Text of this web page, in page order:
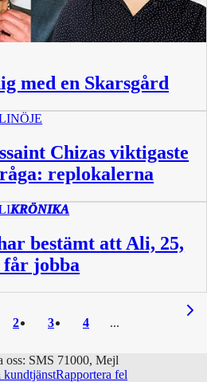
med en Skarsgård
NÖJE
Chizas viktigaste
replokalerna
KRÖNIKA
bestämt att Ali, 25,
får jobba
2 3 4
oss: SMS 71000, Mejl
kundtjänstRapportera fel